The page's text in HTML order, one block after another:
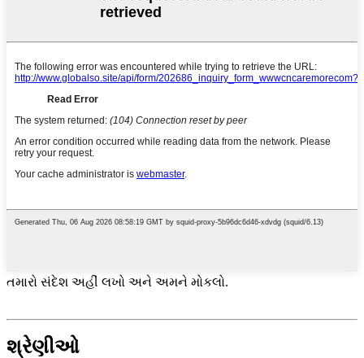
તમારો સંદેશ અહીં લખો અને અમને મોકલો.
શ્રેણીઓ